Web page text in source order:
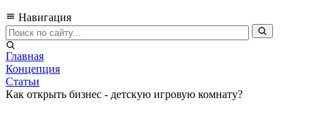
Навигация
Главная
Концепция
Статьи
Как открыть бизнес - детскую игровую комнату?